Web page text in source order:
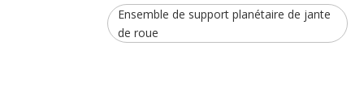
Ensemble de support planétaire de jante
de roue